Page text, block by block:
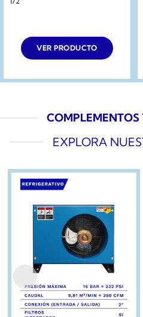
VER PRODUCTO
COMPLEMENTOS
EXPLORA